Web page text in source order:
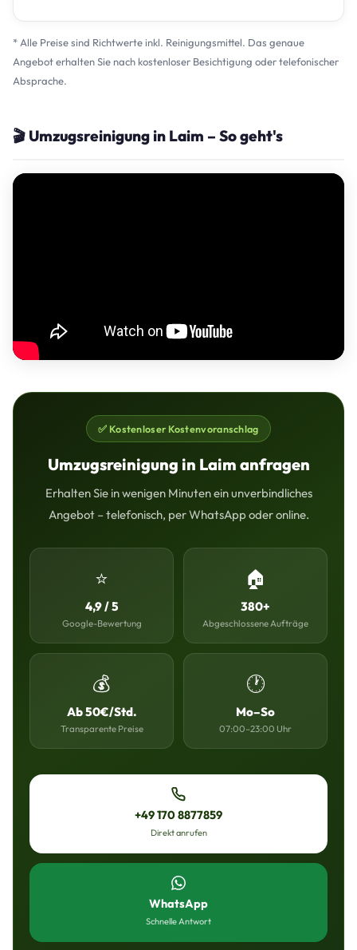
* Alle Preise sind Richtwerte inkl. Reinigungsmittel. Das genaue
Angebot erhalten Sie nach kostenloser Besichtigung oder telefonischer
Absprache.
🎬 Umzugsreinigung in Laim – So geht's
✅ Kostenloser Kostenvoranschlag
Umzugsreinigung in Laim anfragen
Erhalten Sie in wenigen Minuten ein unverbindliches
Angebot – telefonisch, per WhatsApp oder online.
⭐
4,9 / 5
Google-Bewertung
🏠
380+
Abgeschlossene Aufträge
💰
Ab 50€/Std.
Transparente Preise
🕐
Mo–So
07:00–23:00 Uhr
+49 170 8877859
Direkt anrufen
WhatsApp
Schnelle Antwort